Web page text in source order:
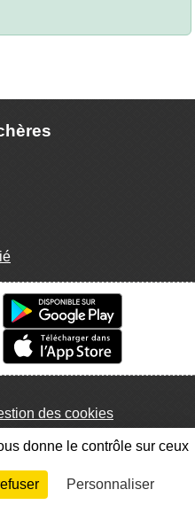
des cookies
Connexion
donne le contrôle sur ceux
Personnaliser